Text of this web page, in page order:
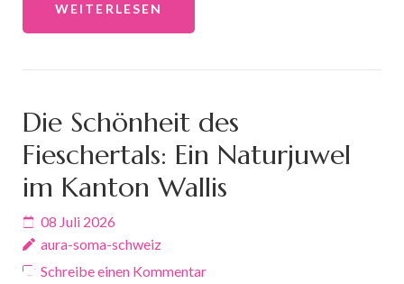
WEITERLESEN
Die Schönheit des
Fieschertals: Ein Naturjuwel
im Kanton Wallis
08 Juli 2026
aura-soma-schweiz
Schreibe einen Kommentar